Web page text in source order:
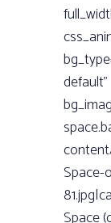
default”
Space